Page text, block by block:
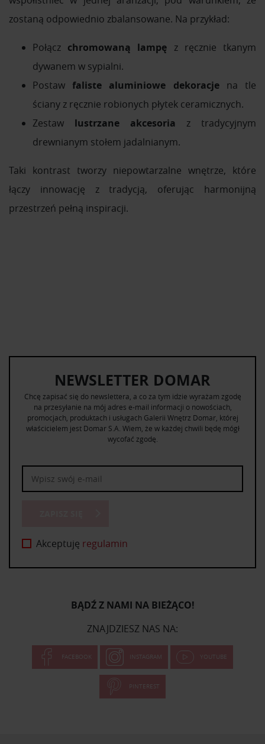
zostaną odpowiednio zbalansowane. Na przykład:
Połącz chromowaną lampę z ręcznie tkanym
dywanem w sypialni.
Postawfaliste aluminiowe dekoracjena tle
ściany z ręcznie robionych płytek ceramicznych.
Zestaw lustrzane akcesoria z tradycyjnym
drewnianym stołem jadalnianym.
Taki kontrast tworzy niepowtarzalne wnętrze, które
łączy innowację z tradycją, oferując harmonijną
przestrzeń pełną inspiracji.
NEWSLETTER DOMAR
Chcę zapisać się do newslettera, a co za tym idzie wyrażam zgodę
na przesyłanie na mój adres e-mail informacji o nowościach,
promocjach, produktach i usługach Galerii Wnętrz Domar, której
właścicielem jest Domar S.A. Wiem, że w każdej chwili będę mógł
wycofać zgodę.
Akceptuję regulamin
BĄDŹ Z NAMI NA BIEŻĄCO!
ZNAJDZIESZ NAS NA:
FACEBOOK INSTAGRAM YOUTUBE
PINTEREST